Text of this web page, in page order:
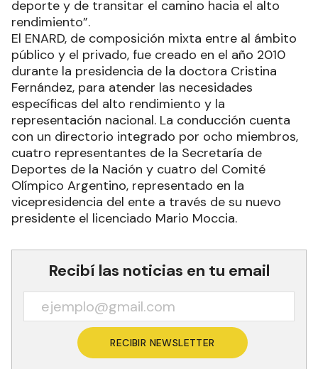
deporte y de transitar el camino hacia el alto
rendimiento”.
El ENARD, de composición mixta entre al ámbito
público y el privado, fue creado en el año 2010
durante la presidencia de la doctora Cristina
Fernández, para atender las necesidades
específicas del alto rendimiento y la
representación nacional. La conducción cuenta
con un directorio integrado por ocho miembros,
cuatro representantes de la Secretaría de
Deportes de la Nación y cuatro del Comité
Olímpico Argentino, representado en la
vicepresidencia del ente a través de su nuevo
presidente el licenciado Mario Moccia.
Recibí las noticias en tu email
RECIBIR NEWSLETTER